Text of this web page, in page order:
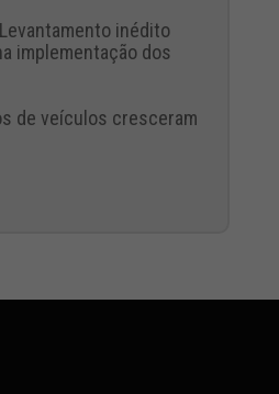
inédito
implementação dos
de veículos cresceram